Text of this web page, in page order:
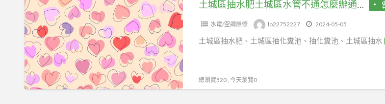
水
管
土
城
區
土
城
區
抽
水
肥
車
區
抽
水
肥
土
城
區
水電/空調維修 lo22752227 2024-05-05
土城區抽水肥、土城區抽化糞池、抽化糞池、土城區抽水
總瀏覽520 , 今天瀏覽0